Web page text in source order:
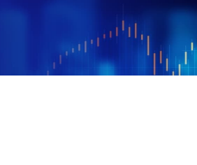
イツ「NavVis」社のシリーズ…
月23日（木）、「KKE Vis…
配当)の決定に関…